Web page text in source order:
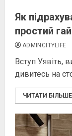
Як
простий
ADMINCITYLIFE
Вступ Уявіть,
дивитесь на
ЧИТАТИ БІЛЬШЕ